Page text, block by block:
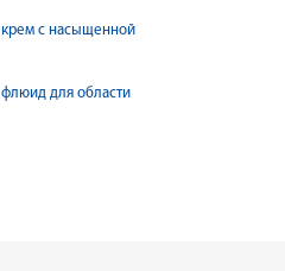
с насыщенной
для области